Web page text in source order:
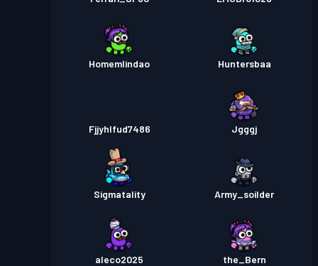
Homemlindao Huntersbaa
Fjjyhlfud7486 Jgggj
Sigmatality Army_soilder
aleco2025 the_Bern